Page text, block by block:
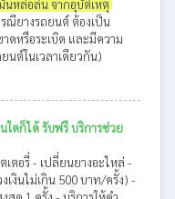
นหล่อลื่น จากอุบัติเหตุ
ณียางรถยนต์ ต้องเป็น
ดหรือระเบิด และมีความ
นต์ในเวลาเดียวกัน)
ใดก็ได้ รับฟรี บริการช่วย
เตอรี่ - เปลี่ยนยางอะไหล่ -
งินไม่เกิน 500 บาท/ครั้ง) -